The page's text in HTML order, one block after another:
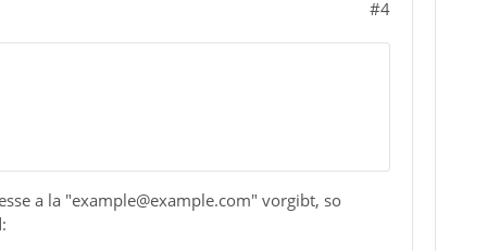
#4
a la "example@example.com" vorgibt, so